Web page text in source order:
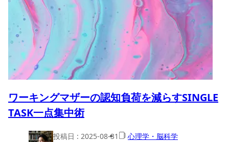
ワーキングマザーの認知負荷を減らすSINGLE
TASK一点集中術
投稿日 : 2025-08-31 心理学・脳科学